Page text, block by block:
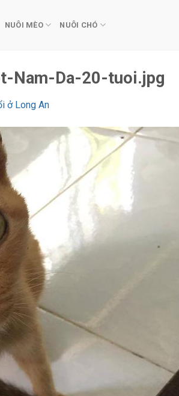
NUÔI MÈO NUÔI CHÓ
Nam-Da-20-tuoi.jpg
ở Long An